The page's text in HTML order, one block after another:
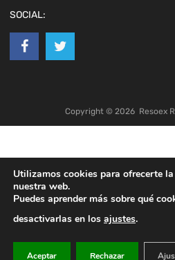
SOCIAL:
Copyright © 2026 Resoex
Utilizamos cookies para ofrecerte
nuestra web.
Puedes aprender más sobre qué
desactivarlas en los ajustes.
Aceptar Rechazar